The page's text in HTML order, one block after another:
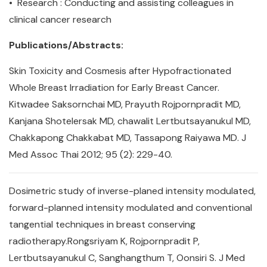
• Research : Conducting and assisting colleagues in
clinical cancer research
Publications/Abstracts:
Skin Toxicity and Cosmesis after Hypofractionated
Whole Breast Irradiation for Early Breast Cancer.
Kitwadee Saksornchai MD, Prayuth Rojpornpradit MD,
Kanjana Shotelersak MD, chawalit Lertbutsayanukul MD,
Chakkapong Chakkabat MD, Tassapong Raiyawa MD. J
Med Assoc Thai 2012; 95 (2): 229-40.
Dosimetric study of inverse-planed intensity modulated,
forward-planned intensity modulated and conventional
tangential techniques in breast conserving
radiotherapy.Rongsriyam K, Rojpornpradit P,
Lertbutsayanukul C, Sanghangthum T, Oonsiri S. J Med